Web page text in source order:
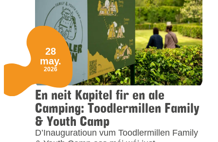
En neit Kapitel fir en ale
Camping: Toodlermillen Family
& Youth Camp
D’Inauguratioun vum Toodlermillen Family
28
may.
2026